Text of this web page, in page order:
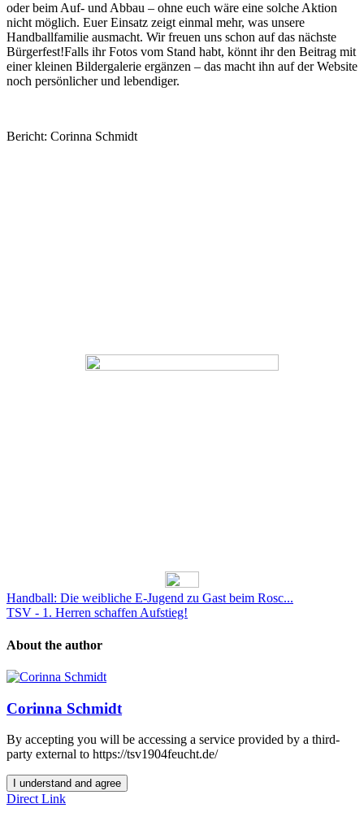
oder beim Auf- und Abbau – ohne euch wäre eine solche Aktion
nicht möglich. Euer Einsatz zeigt einmal mehr, was unsere
Handballfamilie ausmacht. Wir freuen uns schon auf das nächste
Bürgerfest!Falls ihr Fotos vom Stand habt, könnt ihr den Beitrag mit
einer kleinen Bildergalerie ergänzen – das macht ihn auf der Website
noch persönlicher und lebendiger.
Bericht: Corinna Schmidt
Handball: Die weibliche E-Jugend zu Gast beim Rosc...
TSV - 1. Herren schaffen Aufstieg!
About the author
Corinna Schmidt
By accepting you will be accessing a service provided by a third-
party external to https://tsv1904feucht.de/
I understand and agree
Direct Link